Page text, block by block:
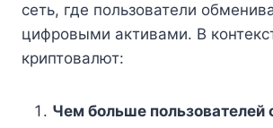
сеть, где пользователи
цифровыми активами. В
криптовалют:
Чем больше пользователей